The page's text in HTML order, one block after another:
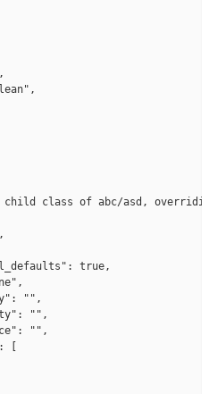
class of abc/asd,
true,
"",
"",
"",
[